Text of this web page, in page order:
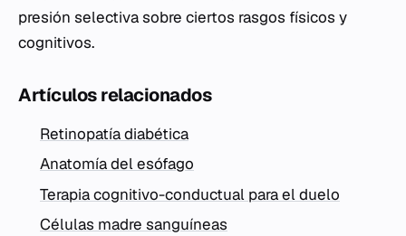
presión selectiva sobre ciertos rasgos físicos y
cognitivos.
Artículos relacionados
Retinopatía diabética
Anatomía del esófago
Terapia cognitivo-conductual para el duelo
Células madre sanguíneas